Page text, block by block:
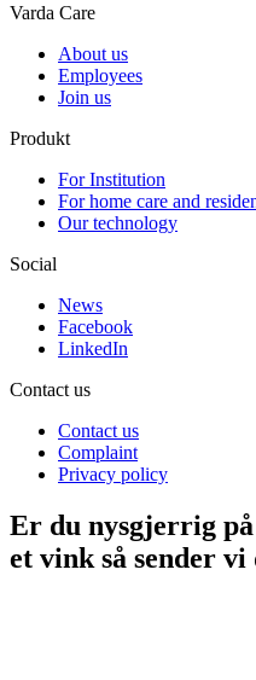
Varda Care
About us
Employees
Join us
Produkt
For Institution
For home care and
Our technology
Social
News
Facebook
LinkedIn
Contact us
Contact us
Complaint
Privacy policy
Er du nysgjerrig
et vink så sender